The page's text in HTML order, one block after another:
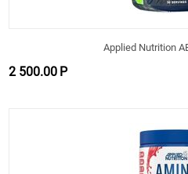
Applied Nutrition
2 500.00 Р